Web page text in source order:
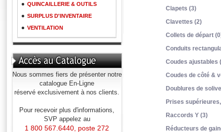
QUINCAILLERIE & OUTILS
SURPLUS D'INVENTAIRE
VENTILATION
Nous sommes fiers de présenter notre
catalogue En-Ligne
réservé exclusivement à nos clients.
Pour recevoir plus d'informations,
SVP appelez au
1 800 567.6440, poste 272
Clapets (3)
Clavettes (2)
Collets de départ
Conduits
Coudes ajustables
Coudes de côté &
Doublures de
Prises
Raccords Y (3)
Réducteurs de